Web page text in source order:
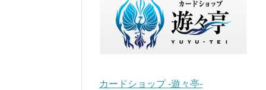
カードショップ -遊々亭-